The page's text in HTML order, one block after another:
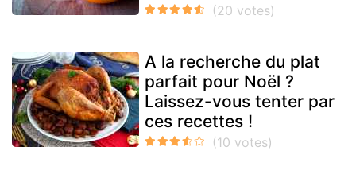
A la recherche du plat
parfait pour Noël ?
Laissez-vous tenter par
ces recettes !